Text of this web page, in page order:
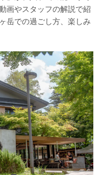
画やスタッフの解説で紹
岳での過ごし方、楽しみ